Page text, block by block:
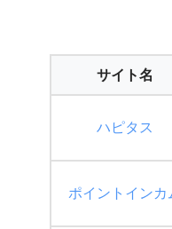
サイト名
ハピタス
ポイントインカ